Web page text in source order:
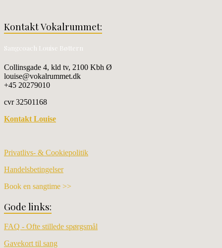
Kontakt Vokalrummet:
Sangcoach Louise Bøttern
Collinsgade 4, kld tv, 2100 Kbh Ø
louise@vokalrummet.dk
+45 20279010
cvr 32501168
Kontakt Louise
Privatlivs- & Cookiepolitik
Handelsbetingelser
Book en sangtime >>
Gode links:
FAQ - Ofte stillede spørgsmål
Gavekort til sang